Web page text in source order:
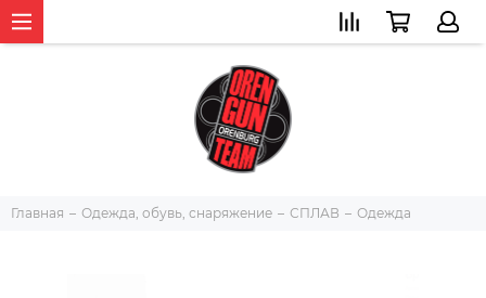
Главная Одежда, обувь, снаряжение СПЛАВ Одежда